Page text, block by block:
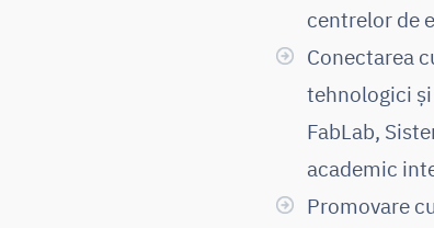
centrelor de
Conectarea
tehnologici
FabLab,
academic
Promovare